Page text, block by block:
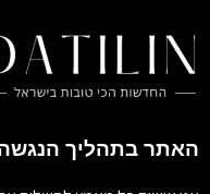
האתר בתהליך הנגשה